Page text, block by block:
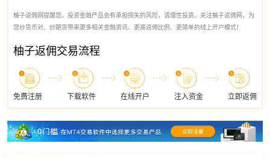
柚子返佣网提醒您，投资金融产品会有承担损失的风险，请理性投资。关注柚子返佣网，为
您炒货币对、炒期货带来更多相关金融资讯、更高返佣比例、更简单的线上开户模式！
柚子返佣交易流程
免费注册 下载软件 在线开户 注入资金 立即返佣